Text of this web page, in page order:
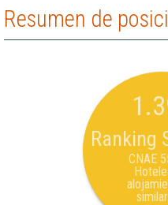
Resumen de
Ranking
CNAE